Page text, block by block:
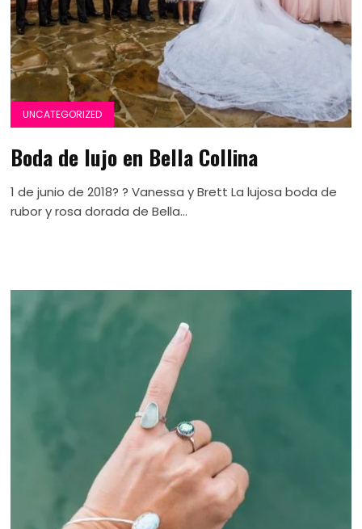
UNCATEGORIZED
Boda de lujo en Bella Collina
1 de junio de 2018? ? Vanessa y Brett La lujosa boda de
rubor y rosa dorada de Bella...